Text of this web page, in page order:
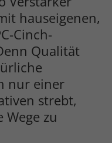
hauseigenen,
Cinch-
Qualität
nur einer
strebt,
Wege zu